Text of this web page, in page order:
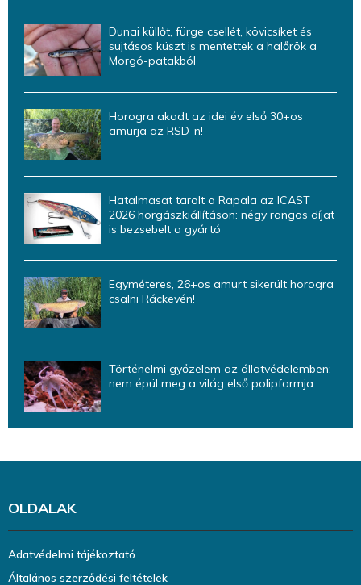
Dunai küllőt, fürge csellét, kövicsíket és
sujtásos küszt is mentettek a halőrök a
Morgó-patakból
Horogra akadt az idei év első 30+os
amurja az RSD-n!
Hatalmasat tarolt a Rapala az ICAST
2026 horgászkiállításon: négy rangos díjat
is bezsebelt a gyártó
Egyméteres, 26+os amurt sikerült horogra
csalni Ráckevén!
Történelmi győzelem az állatvédelemben:
nem épül meg a világ első polipfarmja
OLDALAK
Adatvédelmi tájékoztató
Általános szerződési feltételek